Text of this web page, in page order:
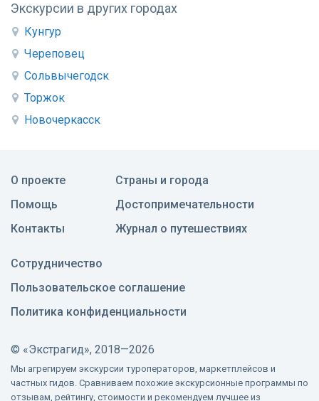
Экскурсии в других городах
Кунгур
Череповец
Сольвычегодск
Торжок
Новочеркасск
О проекте
Помощь
Контакты
Страны и города
Достопримечательности
Журнал о путешествиях
Сотрудничество
Пользовательское соглашение
Политика конфиденциальности
© «Экстрагид», 2018—2026
Мы агрегируем экскурсии туроператоров, маркетплейсов и
частных гидов. Сравниваем похожие экскурсионные программы по
отзывам, рейтингу, стоимости и рекомендуем лучшее из